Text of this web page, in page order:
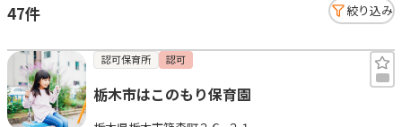
お気に入り
47件 絞り込み
認可保育所 認可
栃木市はこのもり保育園